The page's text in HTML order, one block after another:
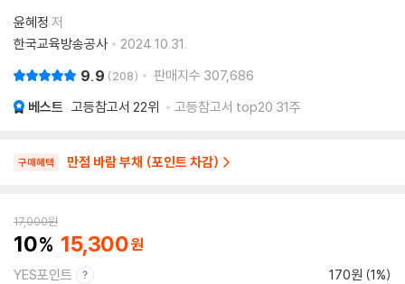
윤혜정 저
한국교육방송공사
2024.10.31.
9.9 208 판매지수 307,686
베스트 고등참고서 22위 고등참고서 top20 31주
구매혜택 만점 바람 부채 (포인트 차감)
17,000원
10 15,300
YES포인트 170원 (1%)